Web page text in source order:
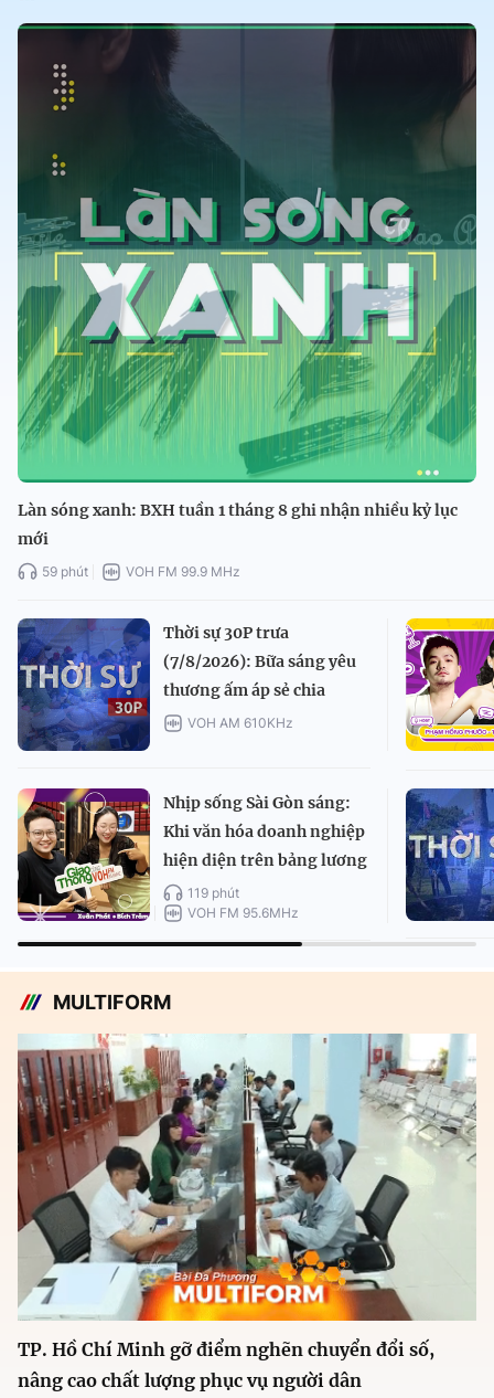
Làn sóng xanh: BXH tuần 1 tháng 8 ghi nhận nhiều kỷ lục
mới
59 phút VOH FM 99.9 MHz
Thời sự 30P trưa
(7/8/2026): Bữa sáng yêu
thương ấm áp sẻ chia
VOH AM 610KHz
Nhịp sống Sài Gòn sáng:
Khi văn hóa doanh nghiệp
hiện diện trên bảng lương
119 phút
VOH FM 95.6MHz
MULTIFORM
TP. Hồ Chí Minh gỡ điểm nghẽn chuyển đổi số,
nâng cao chất lượng phục vụ người dân